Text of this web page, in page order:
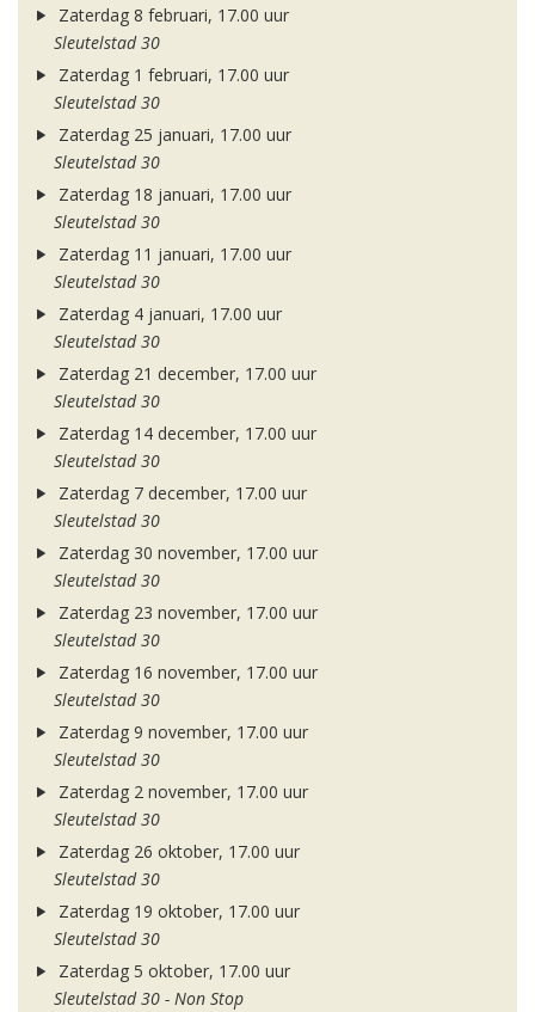
Zaterdag 8 februari, 17.00 uur
Sleutelstad 30
Zaterdag 1 februari, 17.00 uur
Sleutelstad 30
Zaterdag 25 januari, 17.00 uur
Sleutelstad 30
Zaterdag 18 januari, 17.00 uur
Sleutelstad 30
Zaterdag 11 januari, 17.00 uur
Sleutelstad 30
Zaterdag 4 januari, 17.00 uur
Sleutelstad 30
Zaterdag 21 december, 17.00 uur
Sleutelstad 30
Zaterdag 14 december, 17.00 uur
Sleutelstad 30
Zaterdag 7 december, 17.00 uur
Sleutelstad 30
Zaterdag 30 november, 17.00 uur
Sleutelstad 30
Zaterdag 23 november, 17.00 uur
Sleutelstad 30
Zaterdag 16 november, 17.00 uur
Sleutelstad 30
Zaterdag 9 november, 17.00 uur
Sleutelstad 30
Zaterdag 2 november, 17.00 uur
Sleutelstad 30
Zaterdag 26 oktober, 17.00 uur
Sleutelstad 30
Zaterdag 19 oktober, 17.00 uur
Sleutelstad 30
Zaterdag 5 oktober, 17.00 uur
Sleutelstad 30 - Non Stop